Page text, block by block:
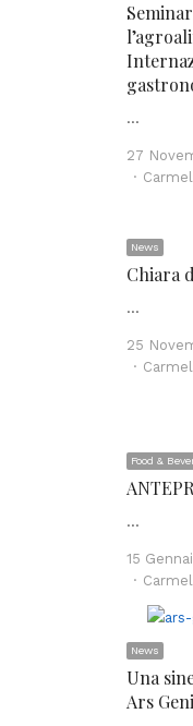
…
27
Author
News
Chiara
…
25
Author
Food &
…
15
Author
News
Una
Ars